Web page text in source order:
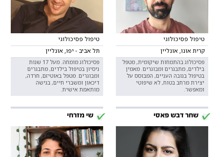
טיפול פסיכולוגי
קרית אונו, אונליין
פסיכולוג בהתמחות שיקומית, מטפל
בילדים, מתבגרים ומבוגרים. מאמין
בטיפול בגובה העניים, המבוסס על
יצירת מרחב בטוח, לא שיפוטי
ומאפשר.
טיפול פסיכולוגי
תל אביב - יפו, אונליין
פסיכולוג מומחה. מעל 17 שנות
ניסיון בטיפול בילדים, מתבגרים
ומבוגרים. מטפל באוטיזם, חרדה,
דיכאון ומשברי חיים, בגישה
מותאמת אישית.
שחר דבש פאסי שי מזרחי